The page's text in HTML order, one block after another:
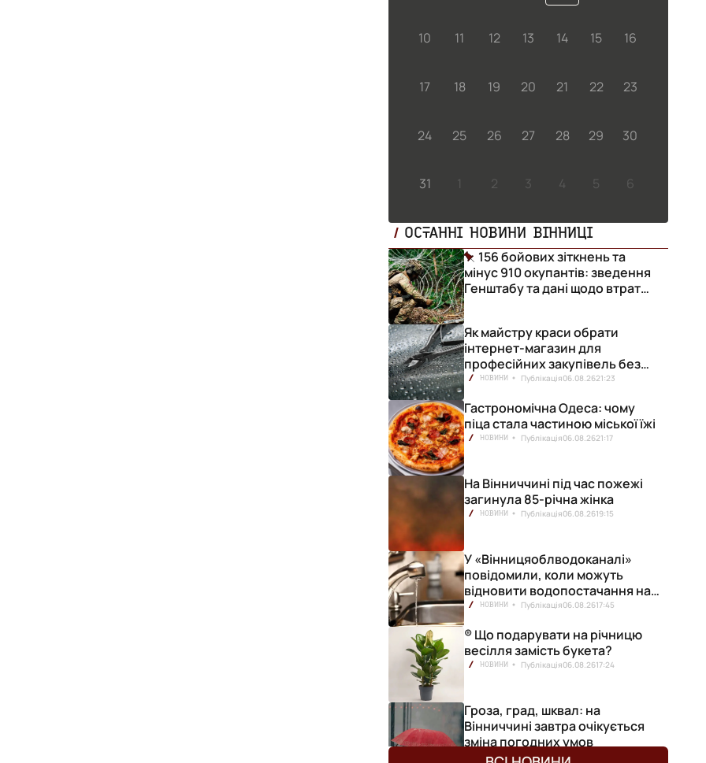
10 11 12 13 14 15 16
17 18 19 20 21 22 23
24 25 26 27 28 29 30
31 1 2 3 4 5 6
ОСТАННІ НОВИНИ ВІННИЦІ
156 бойових зіткнень та
мінус 910 окупантів: зведення
Генштабу та дані щодо втрат
Як майстру краси обрати
інтернет-магазин для
професійних закупівель без
ризику переплат
НОВИНИ Публікація06.08.2621:23
Гастрономічна Одеса: чому
піца стала частиною міської їжі
НОВИНИ Публікація06.08.2621:17
На Вінниччині під час пожежі
загинула 85-річна жінка
НОВИНИ Публікація06.08.2619:15
У «Вінницяоблводоканалі»
повідомили, коли можуть
відновити водопостачання на
лівобережжі міста
НОВИНИ Публікація06.08.2617:45
® Що подарувати на річницю
весілля замість букета?
НОВИНИ Публікація06.08.2617:24
Гроза, град, шквал: на
Вінниччині завтра очікується
зміна погодних умов
НОВИНИ Публікація06.08.26